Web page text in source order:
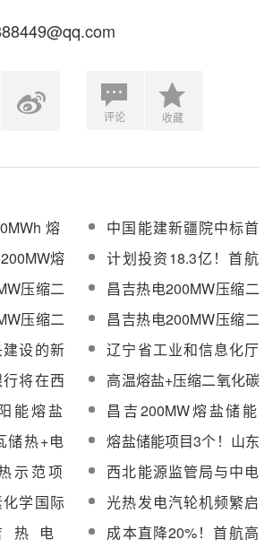
评论 收藏
熔
吉热电
+独立储
察设计
中国能建新疆院中标首
航昌吉热电200MW熔盐
储能+100MW电化学储
能项目可研及勘察设计
熔
电化学
计划投资18.3亿！首航
昌吉热电
200MW/800MWh压缩
二氧化碳热泵熔盐储能
项目工程总承包招标
压缩二
盐储能
储能发
招标
昌吉热电200MW压缩二
氧化碳热泵熔盐储能
+100MW电化学储能发
电项目工程监理中标公
示
压缩二
盐储能
储能发
包中标
昌吉热电200MW压缩二
氧化碳热泵熔盐储能
+100MW电化学储能发
电项目检测服务竞争性
磋商公告
设的新
平台入
重要名
辽宁省工业和信息化厅
召开全省熔盐储热创新
技术交流会
将在西
能项目
高温熔盐+压缩二氧化碳
复合储能！首航昌吉30
万千瓦储热+电化学储能
项目正全速推进
能熔盐
安全性
昌吉200MW熔盐储能
+100MW电化学储能项
目双背压汽轮机设备采
购
储热+电
盐汽轮
熔盐储能项目3个！山东
2025年度新型储能入库
项目公示
示范项
外列席
煌考察
西北能源监管局与中电
联调研首航节能100MW
熔盐塔式光热项目
学国际
敦煌首
站
光热发电汽轮机频繁启
停灵活性研究
热电
成本直降20%！首航高